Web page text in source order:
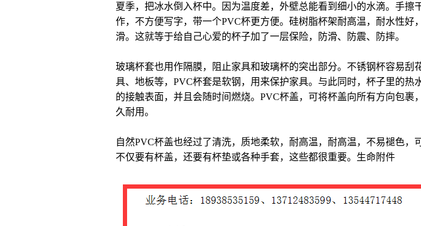
夏季，把冰水倒入杯中。因为温度差，外壁总能看到细小的水滴。手擦
作，不方便写字，带一个PVC杯更方便。硅树脂杯架耐高温，耐水性好
滑。这就等于给自己心爱的杯子加了一层保险，防滑、防震、防摔。
玻璃杯套也用作隔膜，阻止家具和玻璃杯的突出部分。不锈钢杯容易刮
具、地板等， PVC杯套是软钢，用来保护家具。与此同时，杯子里的热
的接触表面，并且会随时间燃烧。 PVC杯盖，可将杯盖向所有方向包裹
久耐用。
自然PVC杯盖也经过了清洗，质地柔软，耐高温，耐高温，不易褪色，
不仅要有杯盖，还要有杯垫或各种手套，这些都很重要。生命附件